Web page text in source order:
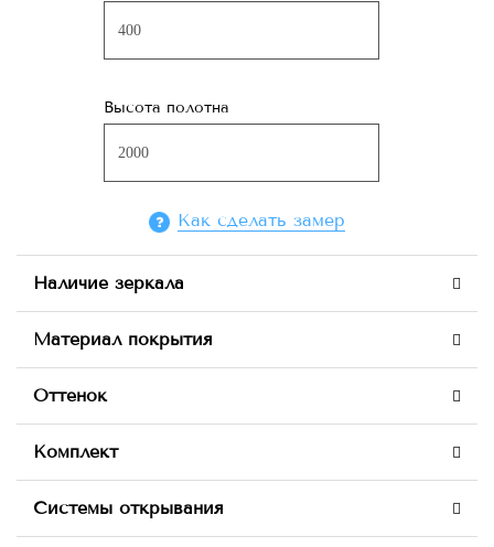
Высота полотна
Как сделать замер
Наличие зеркала
Материал покрытия
Оттенок
Комплект
Системы открывания